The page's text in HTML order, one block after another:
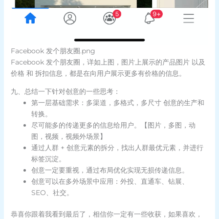
Facebook 发个朋友圈.png
Facebook 发个朋友圈，详如上图，图片上展示的产品图片 以及
价格 和 拆扣信息，都是在向用户展示更多有价格的信息。
九、总结一下针对创意的一些思考：
第一层基础需求：多渠道，多格式，多尺寸 创意的生产和
转换。
尽可能多的传递更多的信息给用户。【图片，多图，动
图，视频，视频外场景】
通过人群 + 创意元素的拆分，找出人群最优元素，并进行
标签沉淀。
创意一定要重视，通过布局优化实现无损传递信息。
创意可以在多外场景中应用：外投、直通车、钻展、
SEO、社交。
恭喜你跟着我看到最后了，相信你一定有一些收获，如果喜欢，